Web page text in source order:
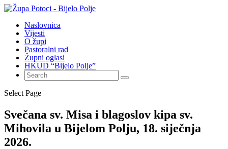
Naslovnica
Vijesti
O župi
Pastoralni rad
Župni oglasi
HKUD “Bijelo Polje”
Select Page
Svečana sv. Misa i blagoslov kipa sv.
Mihovila u Bijelom Polju, 18. siječnja
2026.